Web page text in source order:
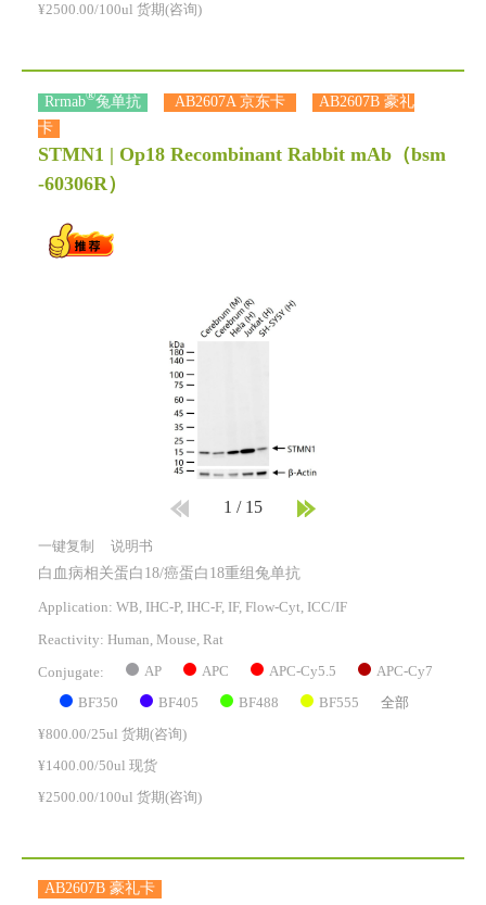
¥2500.00/100ul 货期(咨询)
Rrmab®兔单抗 AB2607A 京东卡
AB2607B 豪礼
卡
STMN1 | Op18 Recombinant Rabbit mAb （bsm
-60306R）
1 / 15
一键复制 说明书
白血病相关蛋白18/癌蛋白18重组兔单抗
Application: WB, IHC-P, IHC-F, IF, Flow-Cyt, ICC/IF
Reactivity: Human, Mouse, Rat
Conjugate: AP APC APC-Cy5.5 APC-Cy7
BF350 BF405 BF488 BF555 全部
¥800.00/25ul 货期(咨询)
¥1400.00/50ul 现货
¥2500.00/100ul 货期(咨询)
AB2607B 豪礼卡